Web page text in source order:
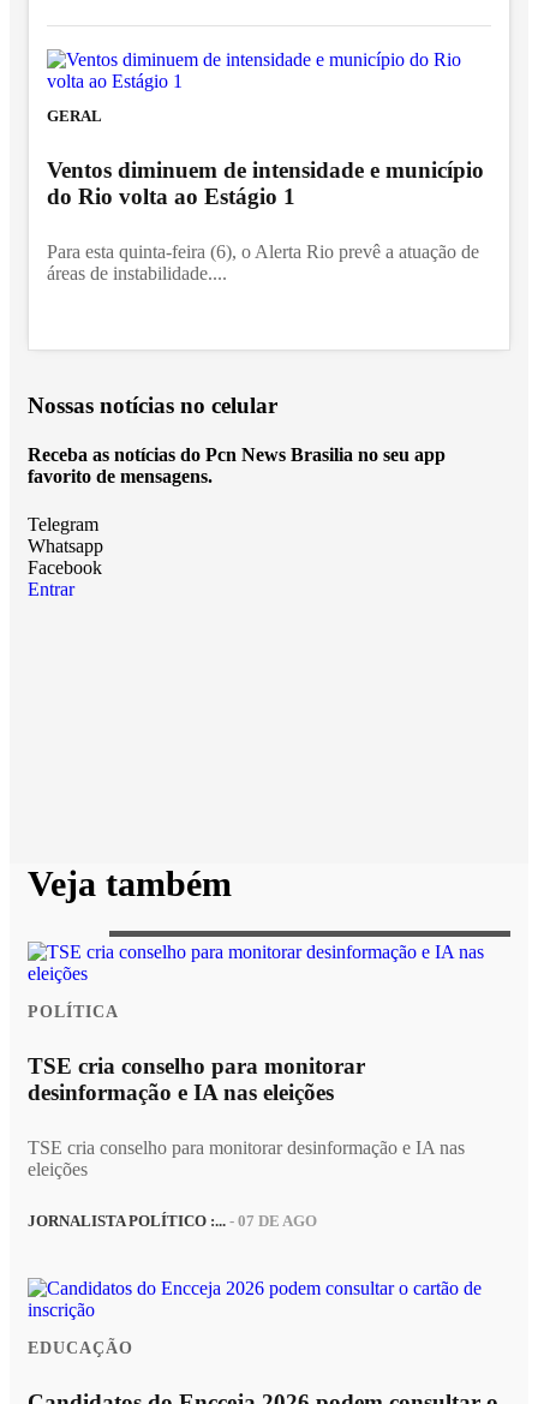
GERAL
Ventos diminuem de intensidade e município
do Rio volta ao Estágio 1
Para esta quinta-feira (6), o Alerta Rio prevê a atuação de
áreas de instabilidade....
Nossas notícias no celular
Receba as notícias do Pcn News Brasilia no seu app
favorito de mensagens.
Telegram
Whatsapp
Facebook
Entrar
Veja também
POLÍTICA
TSE cria conselho para monitorar
desinformação e IA nas eleições
TSE cria conselho para monitorar desinformação e IA nas
eleições
JORNALISTA POLÍTICO :... - 07 DE AGO
EDUCAÇÃO